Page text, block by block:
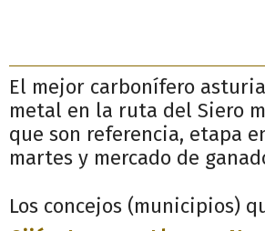
El mejor carbonífero
metal en la ruta del Siero
que son referencia, etapa
martes y mercado de
Los concejos (municipios)